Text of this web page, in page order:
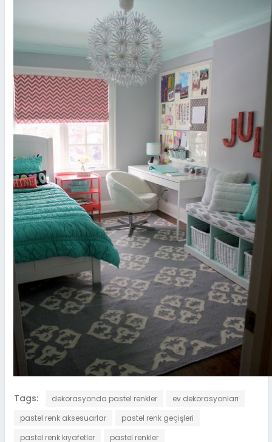
Tags: dekorasyonda pastel renkler
ev dekorasyonları
pastel renk aksesuarlar
pastel renk geçişleri
pastel renk kıyafetler
pastel renkler